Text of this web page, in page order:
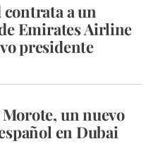
a un
Emirates Airline
presidente
un nuevo
en Dubai